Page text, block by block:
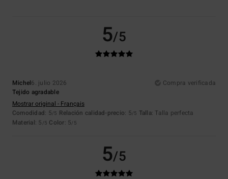
5/5
Michel6. julio 2026
Compra verificada
Tejido agradable
Mostrar original - Français
Comodidad: 5/5 Relación calidad-precio: 5/5 Talla: Talla perfecta
Material: 5 /5 Color: 5/5
5/5